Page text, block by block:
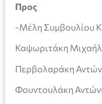
Προς
-Μέλη Συμβουλίου
Καψωριτάκη
Περβολαράκη
Φουντουλάκη